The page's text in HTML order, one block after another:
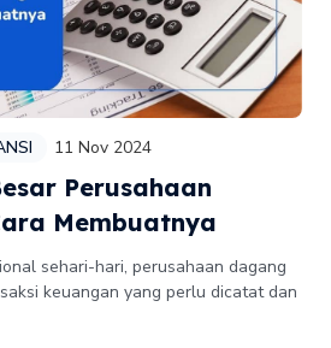
11 Nov 2024
Perusahaan
Membuatnya
sehari-hari, perusahaan dagang
keuangan yang perlu dicatat dan